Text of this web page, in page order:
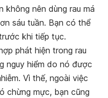
không nên dùng rau má
sáu tuần. Bạn có thể
khi tiếp tục.
phát hiện trong rau
nguy hiểm do nó được
Vì thế, ngoài việc
chừng mực, bạn cũng